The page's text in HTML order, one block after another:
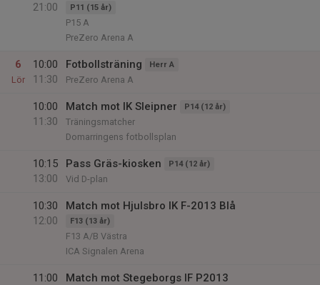
21:00
P11 (15 år)
P15 A
PreZero Arena A
6
Lör
10:00
11:30
Fotbollsträning Herr A
PreZero Arena A
10:00
11:30
Match mot IK Sleipner P14 (12 år)
Träningsmatcher
Domarringens fotbollsplan
10:15
13:00
Pass Gräs-kiosken P14 (12 år)
Vid D-plan
10:30
12:00
Match mot Hjulsbro IK F-2013 Blå
F13 (13 år)
F13 A/B Västra
ICA Signalen Arena
11:00
Match mot Stegeborgs IF P2013